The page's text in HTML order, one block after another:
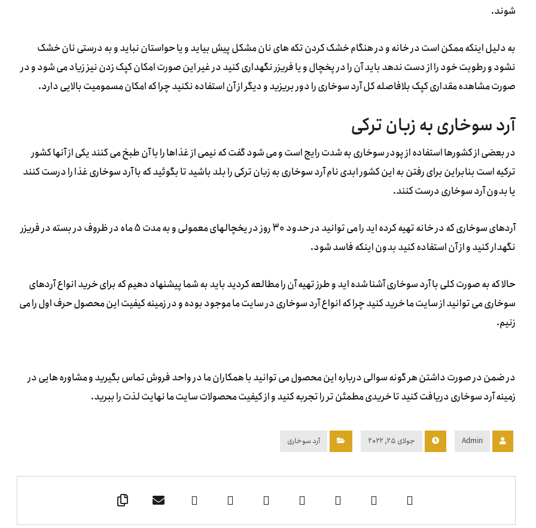
شوند.
به دلیل اینکه ممکن است در خانه و در هنگام خشک کردن تکه های نان مشکل پیش بیاید و یا حواستان نباید و به درستی نان خشک
نشود و رطوبت خود را از دست ندهد باید آن را در پخچال و یا فریزر نگهداری کنید در غیر این صورت امکان کپک زدن نیز زیاد می شود و در
صورت مشاهده مقداری کپک بلافاصله کل آرد سوخاری را دور بریزید و دیگر از آن استفاده نکنید چرا که امکان مسمومیت بالایی دارد.
آرد سوخاری به زبان ترکی
در بعضی از کشورها استفاده از پودر سوخاری به شدت رایج است و می شود گفت که نیمی از غذاها را با آن طبخ می کنند یکی از آنها کشور
ترکیه است بنابراین برای رفتن به این کشور ابدی نام آرد سوخاری به زبان ترکی را بلد باشید تا بگوئید که با آرد سوخاری غذا را درست کنند
یا بدون آرد سوخاری درست کنند.
آردهای سوخاری که در خانه تهیه کرده اید را می توانید در حدود 30 روز در یخچالهای معمولی و به مدت 5 ماه در ظروف در بسته در فریزر
نگهدار کنید و از آن استفاده کنید بدون اینکه فاسد شود.
حالا که به صورت کلی با آرد سوخاری آشنا شده اید و طرز تهیه آن را مطالعه کردید باید به شما پیشنهاد دهیم که برای خرید انواع آردهای
سوخاری می توانید از سایت ما خرید کنید چرا که انواع آرد سوخاری در سایت ما موجود بوده و در زمینه کیفیت این محصول حرف اول را می
زنیم.
در ضمن در صورت داشتن هر گونه سوالی درباره این محصول می توانید با همکاران ما در واحد فروش تماس بگیرید و مشاوره هایی در
زمینه آرد سوخاری دریافت کنید تا خریدی مطمئن تر را تجربه کنید و از کیفیت محصولات سایت ما نهایت لذت را ببرید.
Admin جولای ۲۵, ۲۰۲۲ آرد سوخاری